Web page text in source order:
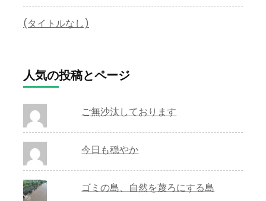
(タイトルなし)
人気の投稿とページ
ご無沙汰しております
今日も穏やか
ゴミの島、自然を蔑ろにする島